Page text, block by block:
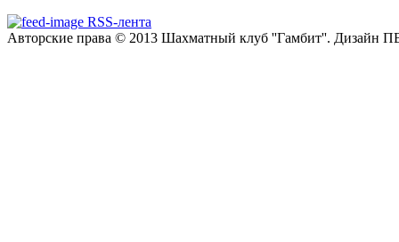
RSS-лента
Авторские права © 2013 Шахматный клуб ''Гамбит''. Дизайн